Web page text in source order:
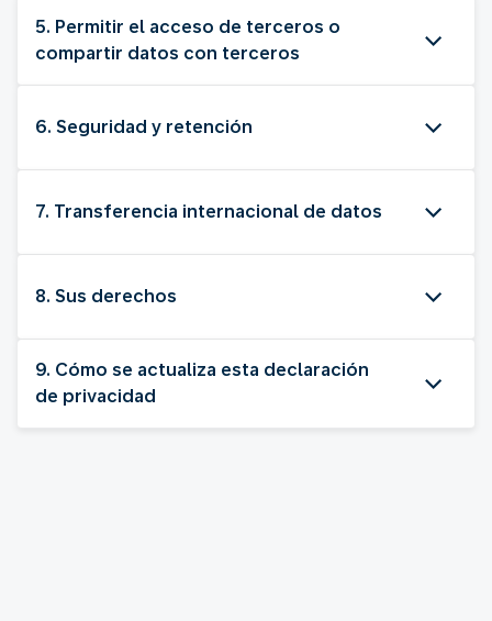
5. Permitir el acceso de terceros o
compartir datos con terceros
6. Seguridad y retención
7. Transferencia internacional de datos
8. Sus derechos
9. Cómo se actualiza esta declaración
de privacidad